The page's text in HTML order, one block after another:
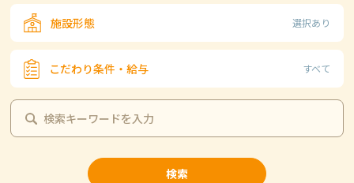
施設形態 選択あり
こだわり条件・給与 すべて
検索